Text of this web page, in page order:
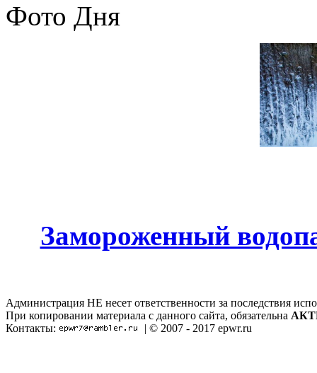
Фото Дня
Замороженный
Администрация НЕ несет ответственности за последствия
При копировании материала с данного сайта, обязательна
Контакты:
| © 2007 - 2017 epwr.ru